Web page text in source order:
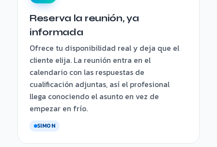
Reserva la reunión, ya
informada
Ofrece tu disponibilidad real y deja que el
cliente elija. La reunión entra en el
calendario con las respuestas de
cualificación adjuntas, así el profesional
llega conociendo el asunto en vez de
empezar en frío.
SIMON